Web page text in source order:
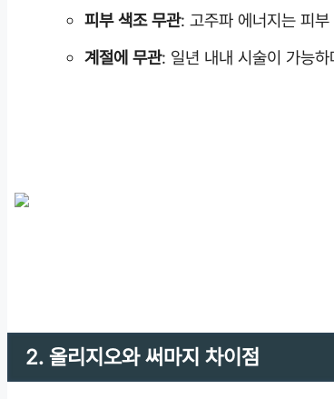
피부 색조 무관: 고주파 에너지는 피
계절에 무관: 일년 내내 시술이 가능
2. 올리지오와 써마지 차이점